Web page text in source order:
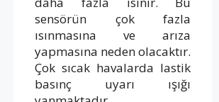
sensörün çok fazla
ısınmasına ve arıza
yapmasına neden olacaktır.
Çok sıcak havalarda lastik
basınç uyarı ışığı